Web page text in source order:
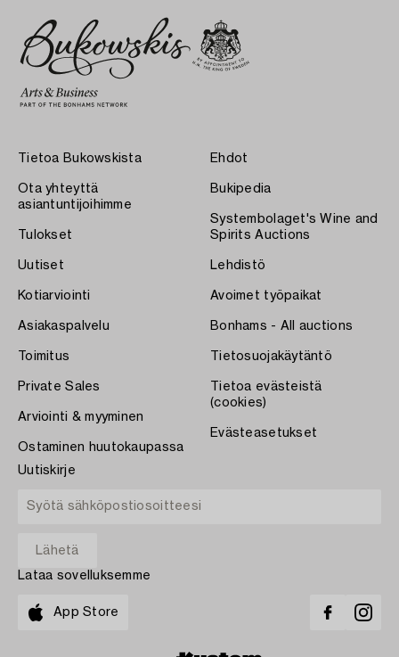
Tietoa Bukowskista
Ota yhteyttä
asiantuntijoihimme
Tulokset
Uutiset
Kotiarviointi
Asiakaspalvelu
Toimitus
Private Sales
Arviointi & myyminen
Ostaminen huutokaupassa
Ehdot
Bukipedia
Systembolaget's Wine and
Spirits Auctions
Lehdistö
Avoimet työpaikat
Bonhams - All auctions
Tietosuojakäytäntö
Tietoa evästeistä
(cookies)
Evästeasetukset
Uutiskirje
Lataa sovelluksemme
App Store